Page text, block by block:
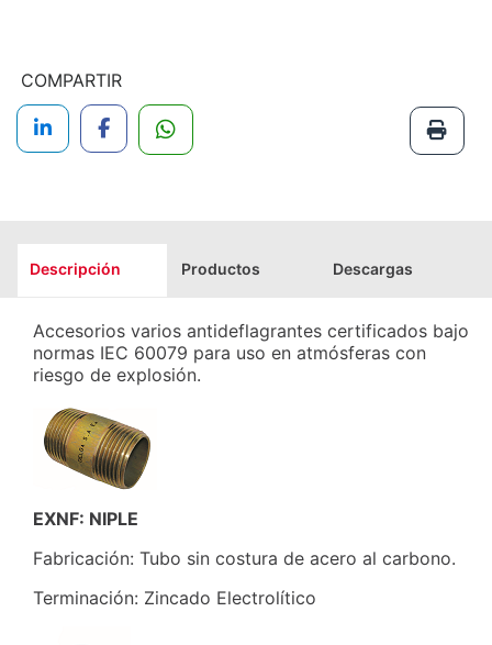
COMPARTIR
Descripción
Accesorios varios antideflagrantes certificados bajo
normas IEC 60079 para uso en atmósferas con
riesgo de explosión.
EXNF: NIPLE
Fabricación: Tubo sin costura de acero al carbono.
Terminación: Zincado Electrolítico
Productos Descargas